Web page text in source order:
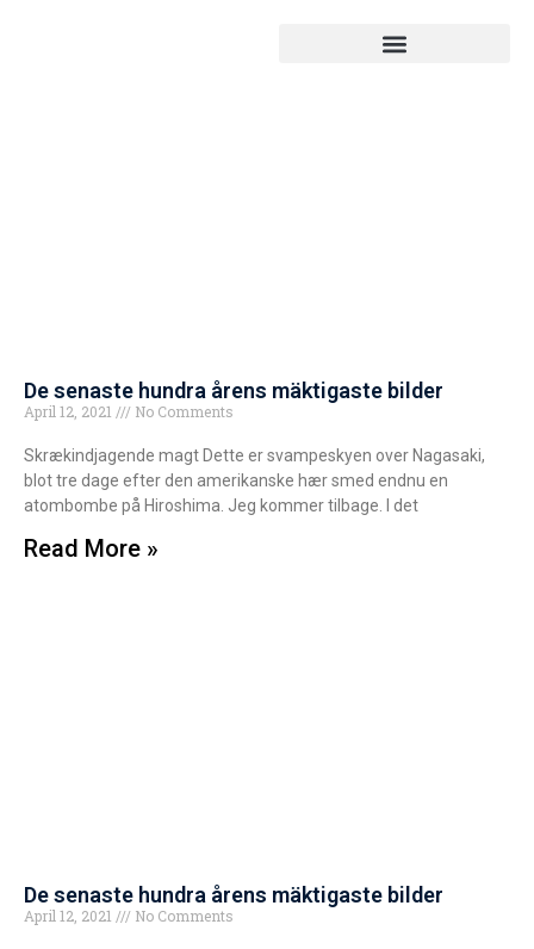
De senaste hundra årens mäktigaste bilder
April 12, 2021 No Comments
Skrækindjagende magt Dette er svampeskyen over Nagasaki,
blot tre dage efter den amerikanske hær smed endnu en
atombombe på Hiroshima. Jeg kommer tilbage. I det
Read More »
De senaste hundra årens mäktigaste bilder
April 12, 2021 No Comments